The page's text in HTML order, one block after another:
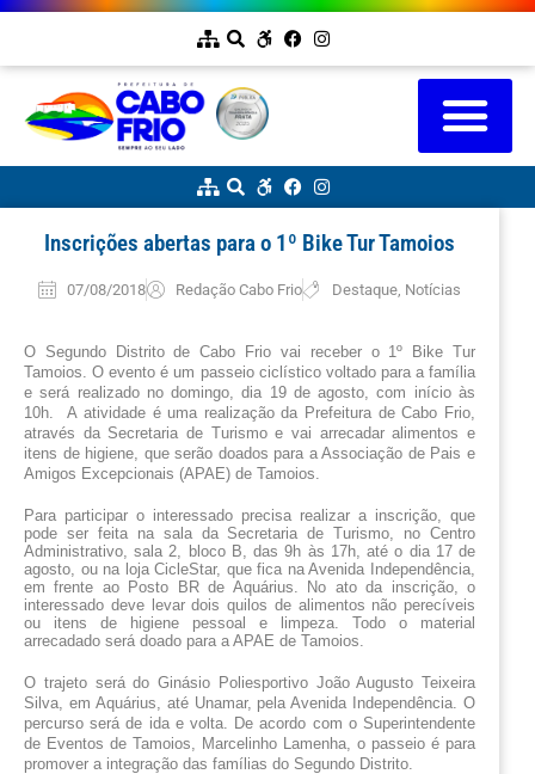
Inscrições abertas para o 1º Bike Tur Tamoios
07/08/2018 Redação Cabo Frio Destaque, Notícias
O Segundo Distrito de Cabo Frio vai receber o 1º Bike Tur
Tamoios. O evento é um passeio ciclístico voltado para a família
e será realizado no domingo, dia 19 de agosto, com início às
10h.  A atividade é uma realização da Prefeitura de Cabo Frio,
através da Secretaria de Turismo e vai arrecadar alimentos e
itens de higiene, que serão doados para a Associação de Pais e
Amigos Excepcionais (APAE) de Tamoios.
Para participar o interessado precisa realizar a inscrição, que
pode ser feita na sala da Secretaria de Turismo, no Centro
Administrativo, sala 2, bloco B, das 9h às 17h, até o dia 17 de
agosto, ou na loja CicleStar, que fica na Avenida Independência,
em frente ao Posto BR de Aquárius. No ato da inscrição, o
interessado deve levar dois quilos de alimentos não perecíveis
ou itens de higiene pessoal e limpeza. Todo o material
arrecadado será doado para a APAE de Tamoios.
O trajeto será do Ginásio Poliesportivo João Augusto Teixeira
Silva, em Aquárius, até Unamar, pela Avenida Independência. O
percurso será de ida e volta. De acordo com o Superintendente
de Eventos de Tamoios, Marcelinho Lamenha, o passeio é para
promover a integração das famílias do Segundo Distrito.